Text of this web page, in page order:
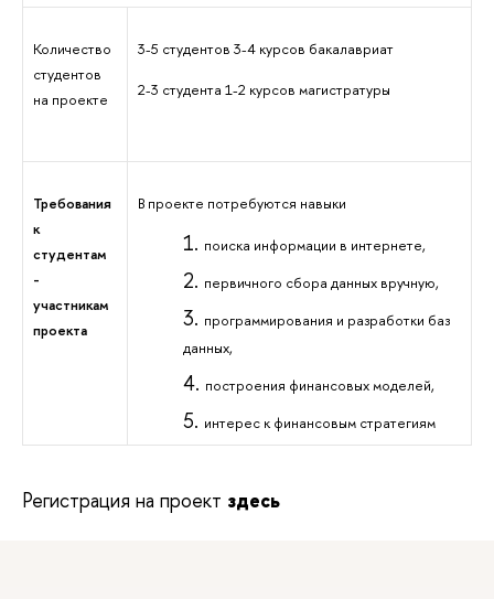
Количество
студентов
на проекте
3-5 студентов 3-4 курсов бакалавриат
2-3 студента 1-2 курсов магистратуры
Требования
к
студентам
-
участникам
проекта
В проекте потребуются навыки
поиска информации в интернете,
первичного сбора данных вручную,
программирования и разработки баз
данных,
построения финансовых моделей,
интерес к финансовым стратегиям
Регистрация на проект здесь